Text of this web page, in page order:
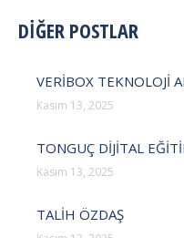
POST
DİĞER POSTLAR
VERİBOX TEKNOLOJİ
Kasım 13, 2025
TONGUÇ DİJİTAL
Kasım 13, 2025
TALİH ÖZDAŞ